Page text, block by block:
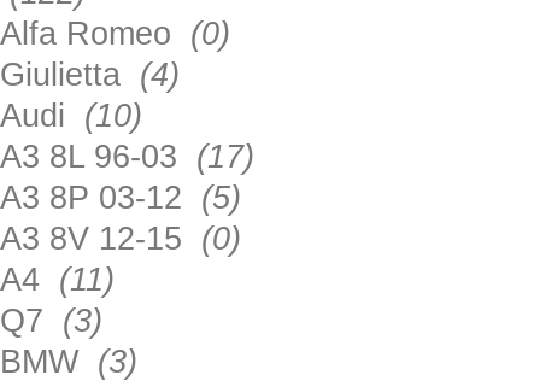
Alfa Romeo (0)
Giulietta (4)
Audi (10)
A3 8L 96-03 (17)
A3 8P 03-12 (5)
A3 8V 12-15 (0)
A4 (11)
Q7 (3)
BMW (3)